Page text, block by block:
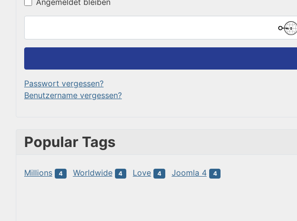
Passwort vergessen?
Benutzername vergessen?
Popular Tags
Millions 4 Worldwide 4 Love 4 Joomla 4 4